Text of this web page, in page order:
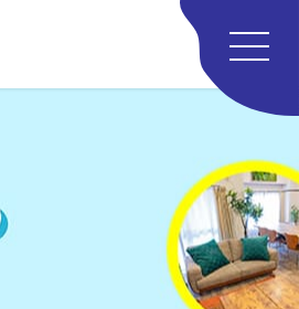
民泊・別
運
スペース
採